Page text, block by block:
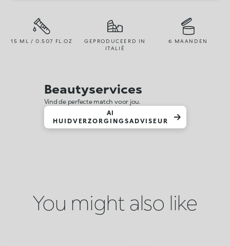
15 ML / 0.507 FL.OZ
GEPRODUCEERD IN
ITALIË
6 MAANDEN
Beautyservices
Vind de perfecte match voor jou.
AI
HUIDVERZORGINGSADVISEUR
You might also like